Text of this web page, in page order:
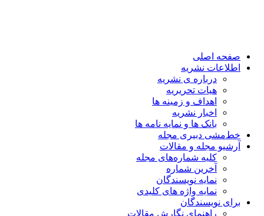
صفحه اصلی
اطلاعات نشریه
درباره ی نشریه
هیات تحریریه
اهداف و زمینه ها
اخبار نشریه
بانک ها و نمایه نامه ها
خط‌مشی دبیری مجله
آرشیو مجله و مقالات
کلیه شماره‌های مجله
آخرین شماره
نمایه نویسندگان
نمایه واژه های کلیدی
برای نویسندگان
راهنمای نگارش مقالات